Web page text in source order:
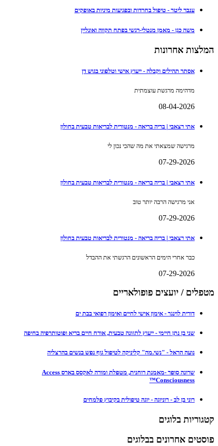
ענבר ליטר - טיפול בחרדות ובפגיעות מיניות באופקים
משה כגן - מאמן מנטלי-רגשי בפתח תקווה ואונליין
המלצות אחרונות
אסתר תהילים וקבלה - ייעוץ אישי וטלפוני בגוש דן
מדהימה מרגשת עוצמתית
08-04-2026
אתי רצאבי | בריה בריאה - מנטורית לבריאות טבעית בחולון
מרגישה שמצאתי את מה שהכי נכון לי
07-29-2026
אתי רצאבי | בריה בריאה - מנטורית לבריאות טבעית בחולון
אני מרגישה הרבה יותר טוב
07-29-2026
אתי רצאבי | בריה בריאה - מנטורית לבריאות טבעית בחולון
כבר אחרי הימים הראשונים הרגשתי את ההבדל
07-29-2026
מטפלים / יועצים פופולאריים
דורית לוינגר - אימון אישי לחיים ואימון רפואי בבת ים
שני בן נתן חיימי - ייעוץ לתזונה טבעית, אורח חיים בריא ופוטותרפיה בחיפה
נועה הראל - "נשי.מה" קליניקה לטיפול גוף נפש בנשים בהרצליה
שרונה סופר -מאמנת רוחנית, מטפלת ומורה לאקסס בארס Access
Consciousness™
רוני בן לב - רוניוגה - יוגה טיפולית בקיבוץ פלמחים
קטגוריות בלוגים
פוסטים אחרונים בבלוגים